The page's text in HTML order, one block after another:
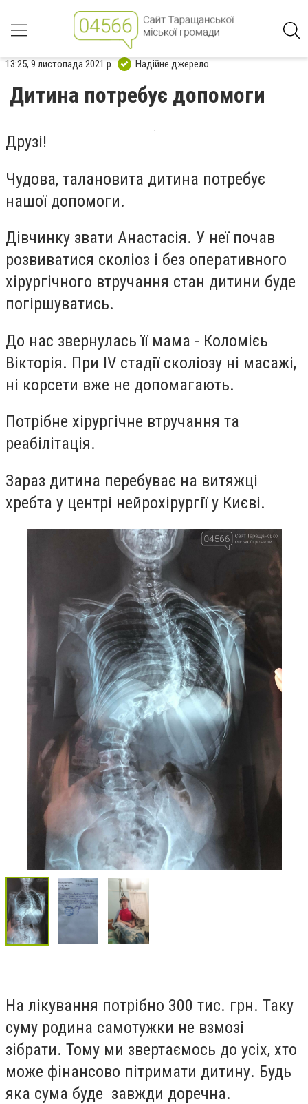
13:25, 9 листопада 2021 р. Надійне джерело
Дитина потребує допомоги
Друзі!
Чудова, талановита дитина потребує
нашої допомоги.
Дівчинку звати Анастасія. У неї почав
розвиватися сколіоз і без оперативного
хірургічного втручання стан дитини буде
погіршуватись.
До нас звернулась її мама - Коломієь
Вікторія. При IV стадії сколіозу ні масажі,
ні корсети вже не допомагають.
Потрібне хірургічне втручання та
реабілітація.
Зараз дитина перебуває на витяжці
хребта у центрі нейрохірургії у Києві.
На лікування потрібно 300 тис. грн. Таку
суму родина самотужки не взмозі
зібрати. Тому ми звертаємось до усіх, хто
може фінансово пітримати дитину. Будь
яка сума буде завжди доречна.